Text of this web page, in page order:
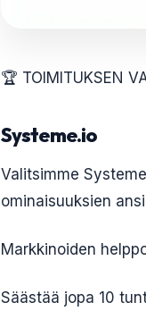
🏆 TOIMITUKSEN
Systeme.io
Valitsimme
ominaisuuksien
Markkinoiden
Säästää jopa 10